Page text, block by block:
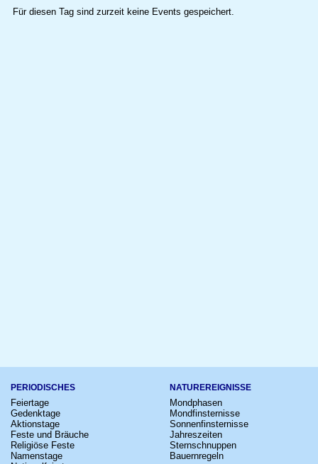
Für diesen Tag sind zurzeit keine Events gespeichert.
PERIODISCHES
Feiertage
Gedenktage
Aktionstage
Feste und Bräuche
Religiöse Feste
Namenstage
NATUREREIGNISSE
Mondphasen
Mondfinsternisse
Sonnenfinsternisse
Jahreszeiten
Sternschnuppen
Bauernregeln